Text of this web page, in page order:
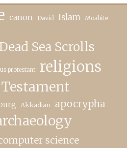
canon David Islam Moabite
Sea Scrolls
protestant religions
Akkadian apocrypha
science